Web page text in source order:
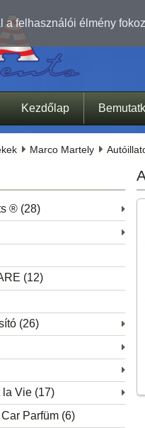
a felhasználói élmény
Kezdőlap
Marco Martely
® (28)
(12)
(26)
Vie (17)
Parfüm (6)